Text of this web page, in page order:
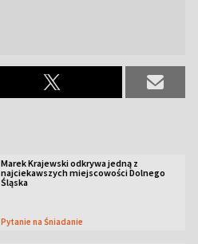
Marek Krajewski odkrywa jedną z
najciekawszych miejscowości Dolnego
Śląska
Pytanie na Śniadanie